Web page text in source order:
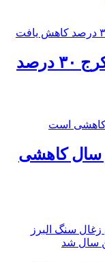
️قیمت مسکن در کرج ۳۰ درصد
سال کاهشی